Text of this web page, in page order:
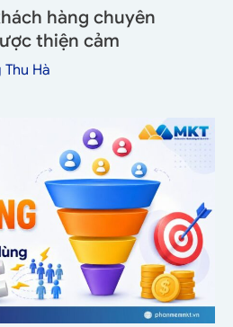
hàng chuyên
thiện cảm
Hà